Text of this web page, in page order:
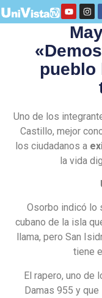
pueblo
Uno de los
Castillo, mejor
los ciudadanos a
la vida
Osorbo indicó lo
cubano de la isla
llama, pero San
tiene
El rapero, uno de
Damas 955 y